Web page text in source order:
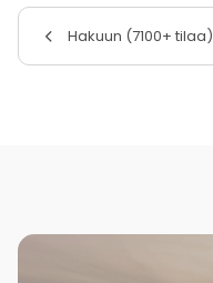
Hakuun (7100+ tilaa)